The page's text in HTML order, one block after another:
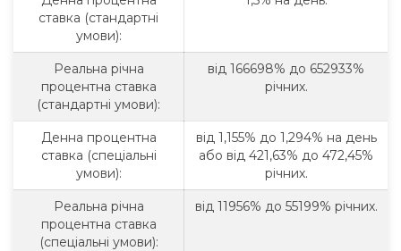
ставка (стандартні
умови):
Реальна річна
процентна ставка
(стандартні умови):
від 166698% до 652933%
річних.
Денна процентна
ставка (спеціальні
умови):
від 1,155% до 1,294% на день
або від 421,63% до 472,45%
річних.
Реальна річна
процентна ставка
(спеціальні умови):
від 11956% до 55199% річних.